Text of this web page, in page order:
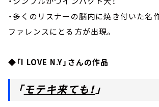
・多くのリスナーの脳内に焼き付いた名
ファレンスにとる方が出現。
◆「I LOVE N.Y」さんの作品
「モテキ来ても！」